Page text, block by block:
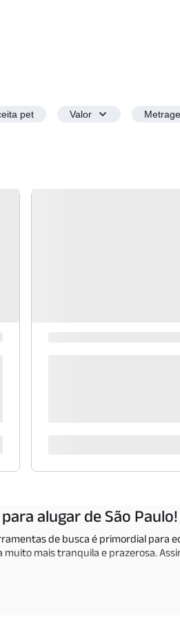
pet Valor
alugar de São Paulo!
de busca é primordial para
mais tranquila e prazerosa.
o seu negócio.